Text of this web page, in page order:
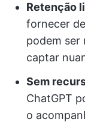
Retenção
fornecer
podem ser
captar
Sem
ChatGPT
o